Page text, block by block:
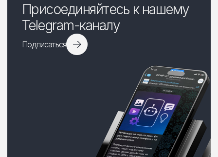
Присоединяйтесь к нашему
Telegram-каналу
Подписаться